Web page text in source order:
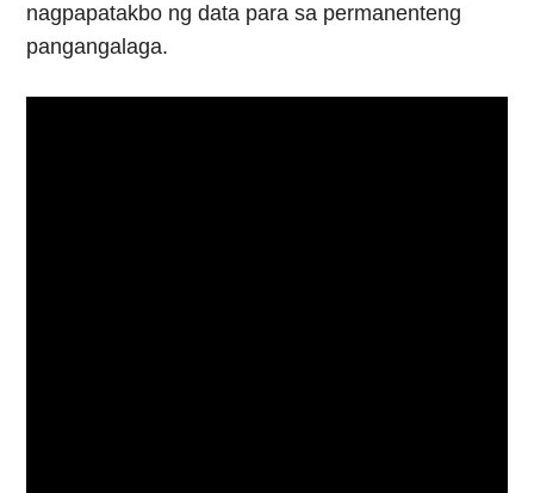
nagpapatakbo ng data para sa permanenteng
pangangalaga.